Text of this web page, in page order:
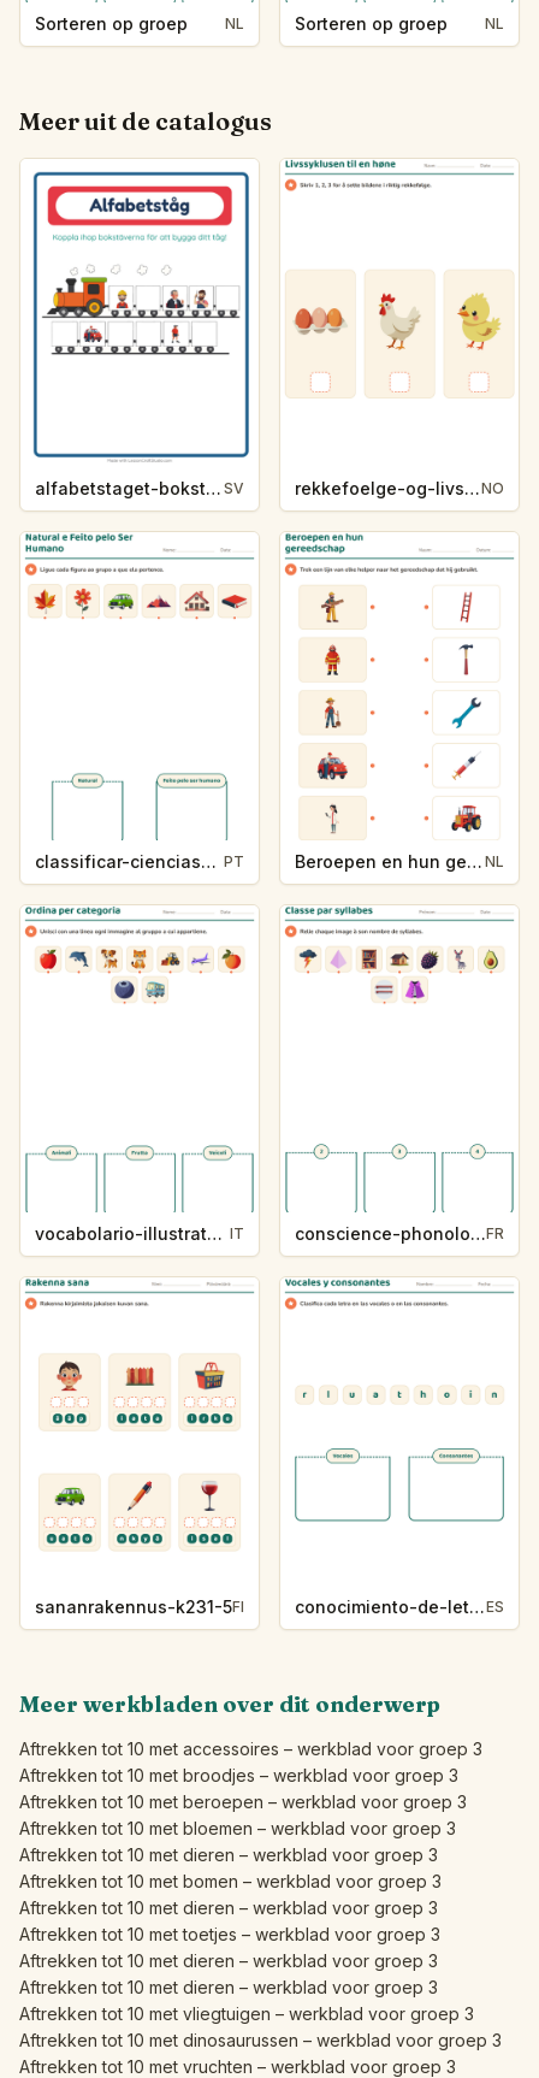
Sorteren op groep NL Sorteren op groep NL
Meer uit de catalogus
alfabetstaget-bokstavsledtrad-yrken-4317 SV rekkefoelge-og-livssykluser-g1203NO
classificar-ciencias-k214-5 PT Beroepen en hun gereedschap NL
vocabolario-illustrato-k235-5 IT conscience-phonologique-k234-5FR
sananrakennus-k231-5FI conocimiento-de-letras-k230-5ES
Meer werkbladen over dit onderwerp
Aftrekken tot 10 met accessoires – werkblad voor groep 3
Aftrekken tot 10 met broodjes – werkblad voor groep 3
Aftrekken tot 10 met beroepen – werkblad voor groep 3
Aftrekken tot 10 met bloemen – werkblad voor groep 3
Aftrekken tot 10 met dieren – werkblad voor groep 3
Aftrekken tot 10 met bomen – werkblad voor groep 3
Aftrekken tot 10 met dieren – werkblad voor groep 3
Aftrekken tot 10 met toetjes – werkblad voor groep 3
Aftrekken tot 10 met dieren – werkblad voor groep 3
Aftrekken tot 10 met dieren – werkblad voor groep 3
Aftrekken tot 10 met vliegtuigen – werkblad voor groep 3
Aftrekken tot 10 met dinosaurussen – werkblad voor groep 3
Aftrekken tot 10 met vruchten – werkblad voor groep 3